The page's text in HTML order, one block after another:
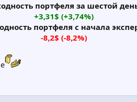
портфеля за шестой
+3,31$ (+3,74%)
портфеля с начала
-8,2$ (-8,2%)